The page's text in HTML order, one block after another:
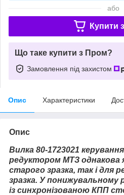
або
Купити з
Що таке купити з Пром?
Замовлення під захистом
Опис Характеристики
Опис
Вилка 80-1723021
редуктором МТЗ однакова
старого зразка, так і для
зразка. У понижувальному
із синхронізованою КПП